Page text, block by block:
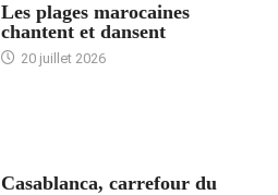
Les plages marocaines
chantent et dansent
20 juillet 2026
Casablanca, carrefour du